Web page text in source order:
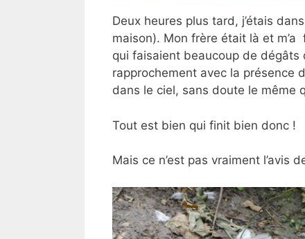
Deux heures plus tard, j’étais
maison). Mon frère était là et
qui faisaient beaucoup de dégâts
rapprochement avec la présence
dans le ciel, sans doute le même
Tout est bien qui finit bien donc !
Mais ce n’est pas vraiment l’avis